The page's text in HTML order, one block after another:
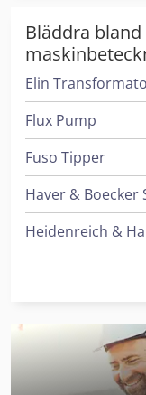
efter
Bläddra
Elin
Flux Pump
Fuso Tipper
Haver & Boecker
Iveco Tipper
Leif & Lorentz